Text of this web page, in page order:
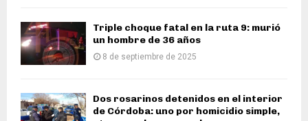
Triple choque fatal en la ruta 9: murió
un hombre de 36 años
8 de septiembre de 2025
Dos rosarinos detenidos en el interior
de Córdoba: uno por homicidio simple,